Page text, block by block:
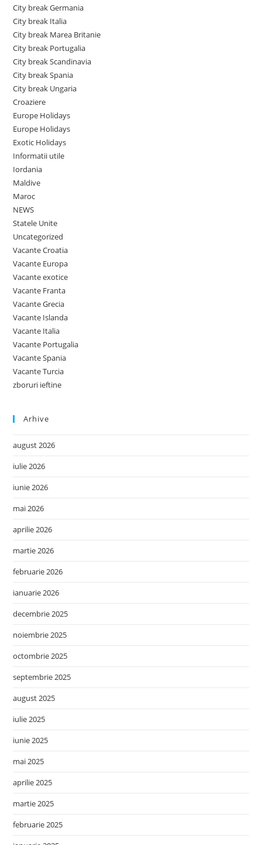
City break Germania
City break Italia
City break Marea Britanie
City break Portugalia
City break Scandinavia
City break Spania
City break Ungaria
Croaziere
Europe Holidays
Europe Holidays
Exotic Holidays
Informatii utile
Iordania
Maldive
Maroc
NEWS
Statele Unite
Uncategorized
Vacante Croatia
Vacante Europa
Vacante exotice
Vacante Franta
Vacante Grecia
Vacante Islanda
Vacante Italia
Vacante Portugalia
Vacante Spania
Vacante Turcia
zboruri ieftine
Arhive
august 2026
iulie 2026
iunie 2026
mai 2026
aprilie 2026
martie 2026
februarie 2026
ianuarie 2026
decembrie 2025
noiembrie 2025
octombrie 2025
septembrie 2025
august 2025
iulie 2025
iunie 2025
mai 2025
aprilie 2025
martie 2025
februarie 2025